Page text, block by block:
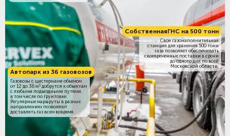
СобственнаяГНС на 500 тонн
Своя газонаполнительная
станция для хранения 500 тонн
газа позволяет обеспечивать
своевременные поставки в сроки
до одного дня по всей
Московской области.
Автопарк из 36 газовозов
Газовозы с цистернами объемом
от 12 до 36 м3 добрутся к объектам
c любыми подъездными путями,
в том числе по грунтовке.
Регулярные маршруты в разных
направлениях позволяют
доставлять газ всем вовремя.